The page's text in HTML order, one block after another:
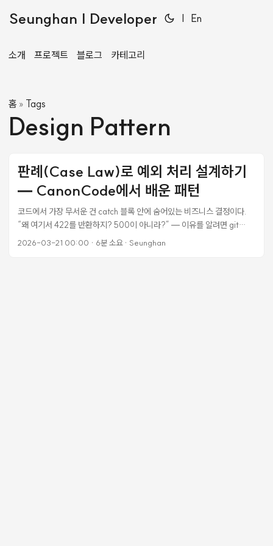
Seunghan | Developer | En
소개 프로젝트 블로그 카테고리
홈 » Tags
Design Pattern
판례(Case Law)로 예외 처리 설계하기
— CanonCode에서 배운 패턴
코드에서 가장 무서운 건 catch 블록 안에 숨어있는 비즈니스 결정이다.
“왜 여기서 422를 반환하지? 500이 아니라?” — 이유를 알려면 git
blame → PR → 슬랙 스레드를 거슬러 올라가야 한다. 3개월 전 코드면
2026-03-21 00:00 · 6분 소요· Seunghan